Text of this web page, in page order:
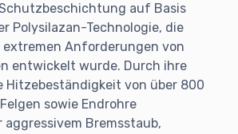
auf Basis
Polysilazan-Technologie, die
Anforderungen von
entwickelt wurde. Durch ihre
Hitzebeständigkeit von über 800
sowie Endrohre
aggressivem Bremsstaub,